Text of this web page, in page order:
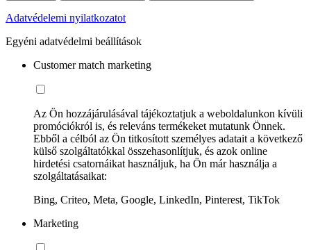
Adatvédelemi nyilatkozatot
Egyéni adatvédelmi beállítások
Customer match marketing
Az Ön hozzájárulásával tájékoztatjuk a weboldalunkon kívüli
promóciókról is, és releváns termékeket mutatunk Önnek.
Ebből a célból az Ön titkosított személyes adatait a következő
külső szolgáltatókkal összehasonlítjuk, és azok online
hirdetési csatornáikat használjuk, ha Ön már használja a
szolgáltatásaikat:
Bing, Criteo, Meta, Google, LinkedIn, Pinterest, TikTok
Marketing